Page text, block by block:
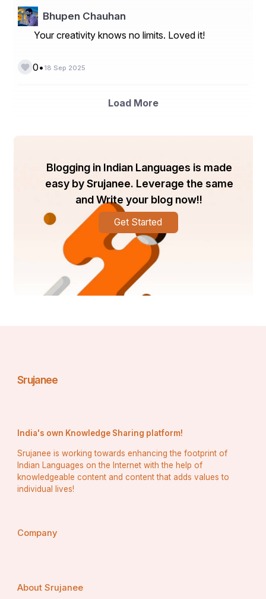
୨. ଇଞ୍ଜିନିୟରିଂ କାର୍ଯ୍ୟ: ପହାଡ଼ରେ କଂକ୍ରିଟର ଦୀବାଲ
ତିଆରି କରି ମାଟି ଖସିବାକୁ ରୋକିବା।
୩. ଲୋକଙ୍କ ସଚେତନତା: ସ୍ଥାନୀୟ ଲୋକଙ୍କୁ ଭୂସ୍ଖଳନର
ଭୂସ୍ଖଳନ ପ୍ରବଣ ଅଞ୍ଚଳଗୁଡ଼ିକରେଆଧୁନିକ ଟେକ୍ନୋଲୋଜି
ବ୍ୟବହାର କରି ନିରନ୍ତର ନିରୀକ୍ଷଣ କରିବା ଅତ୍ୟାବଶ୍ୟକ।
ମାଟିର ଅବସ୍ଥା, ଆର୍ଦ୍ରତା ଓ ସ୍ଥାନଚ୍ୟୁତି ପରୀକ୍ଷା କରିବା
ପାଇଁ ସେନ୍ସର ଓ ଉପଗ୍ରହ ପ୍ରଣାଳୀ ବ୍ୟବହାର
କରାଯାଇପାରେ।
ଶିକ୍ଷା ଓ ଜାଗରଣ:
ସୁନ୍ଦରତା ଓ ଲୋକଙ୍କ ଜୀବନକୁ ବିପଦରେ ପକାଉଛି। ଏହି
ସମସ୍ୟାର ସମାଧାନ ପାଇଁ ସରକାରୀ ବିଭାଗ, ବିଜ୍ଞାନୀ,
ଇଞ୍ଜିନିୟର ଓ ସ୍ଥାନୀୟ ଲୋକଙ୍କ ମିଳିତ ପ୍ରୟାସ
ଆବଶ୍ୟକ। ପ୍ରକୃତି ସହ ସାମଞ୍ଜସ୍ୟ ରକ୍ଷା କରି ଚଳିଲେ ହିଁ
ହନୁମାନ ନଗର ଆସ୍କା ରୋଡ଼
Bhupen Chauhan
Your creativity knows no limits. Loved it!
0• 18 Sep 2025
Load More
Blogging in Indian Languages is made
easy by Srujanee. Leverage the same
and Write your blog now!!
Get Started
Srujanee
India's own Knowledge Sharing platform!
Srujanee is working towards enhancing the footprint of
Indian Languages on the Internet with the help of
knowledgeable content and content that adds values to
individual lives!
Company
About Srujanee